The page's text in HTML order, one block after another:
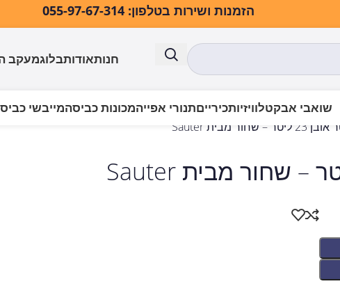
הזמנות ושירות בטלפון: 055-97-67-314
חנותאודותבלוגמעקב
שואבי אבקטלוויזיותכירייםתנורי אפייהמכונות כביסהמייבשי